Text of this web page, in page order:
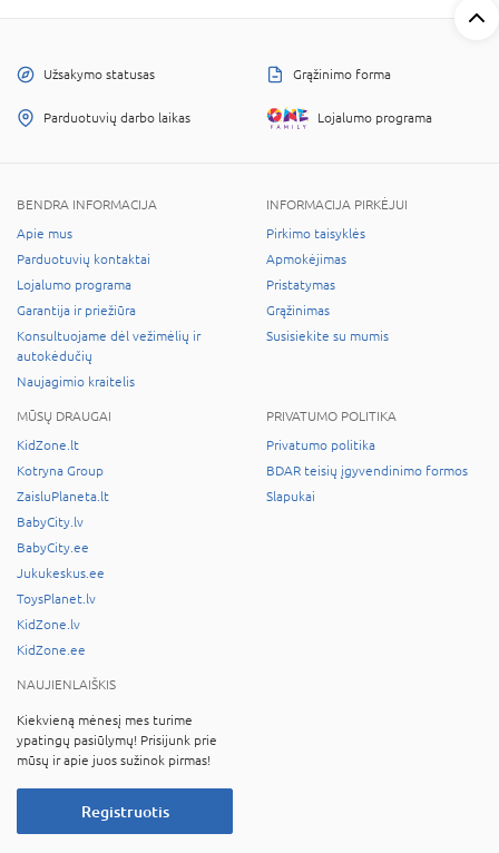
Užsakymo statusas Grąžinimo forma
Parduotuvių darbo laikas Lojalumo programa
BENDRA INFORMACIJA
Apie mus
Parduotuvių kontaktai
Lojalumo programa
Garantija ir priežiūra
Konsultuojame dėl vežimėlių ir
autokėdučių
Naujagimio kraitelis
INFORMACIJA PIRKĖJUI
Pirkimo taisyklės
Apmokėjimas
Pristatymas
Grąžinimas
Susisiekite su mumis
MŪSŲ DRAUGAI
KidZone.lt
Kotryna Group
ZaisluPlaneta.lt
BabyCity.lv
BabyCity.ee
Jukukeskus.ee
ToysPlanet.lv
KidZone.lv
KidZone.ee
PRIVATUMO POLITIKA
Privatumo politika
BDAR teisių įgyvendinimo formos
Slapukai
NAUJIENLAIŠKIS
Kiekvieną mėnesį mes turime
ypatingų pasiūlymų! Prisijunk prie
mūsų ir apie juos sužinok pirmas!
Registruotis